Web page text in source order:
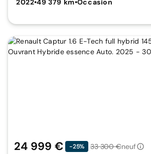
2022•49 379 km•Occasion
24 999 € -25% 33 300 €neuf